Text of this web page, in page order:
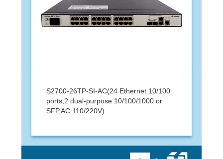
S2700-26TP-SI-AC(24 Ethernet 10/100
ports,2 dual-purpose 10/100/1000 or
SFP,AC 110/220V)